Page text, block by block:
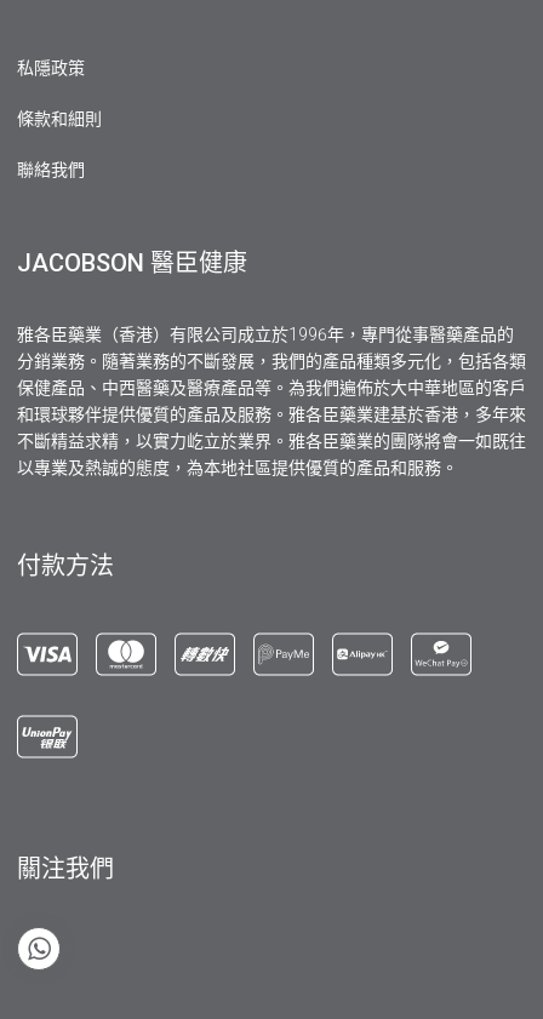
私隱政策
條款和細則
聯絡我們
JACOBSON 醫臣健康
雅各臣藥業（香港）有限公司成立於1996年，專門從事醫藥產品的
分銷業務。隨著業務的不斷發展，我們的產品種類多元化，包括各類
保健產品、中西醫藥及醫療產品等。為我們遍佈於大中華地區的客戶
和環球夥伴提供優質的產品及服務。雅各臣藥業建基於香港，多年來
不斷精益求精，以實力屹立於業界。雅各臣藥業的團隊將會一如既往
以專業及熱誠的態度，為本地社區提供優質的產品和服務。
付款方法
關注我們